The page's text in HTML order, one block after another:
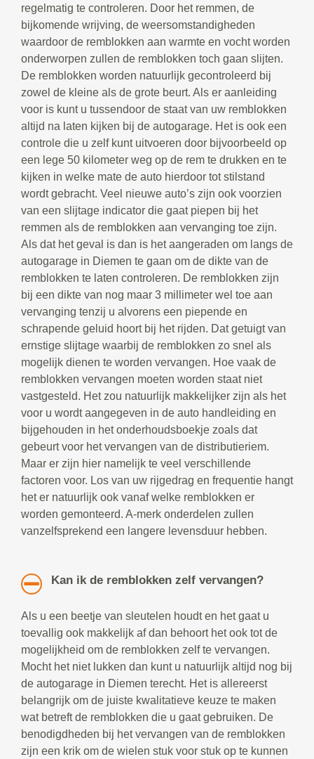
regelmatig te controleren. Door het remmen, de
bijkomende wrijving, de weersomstandigheden
waardoor de remblokken aan warmte en vocht worden
onderworpen zullen de remblokken toch gaan slijten.
De remblokken worden natuurlijk gecontroleerd bij
zowel de kleine als de grote beurt. Als er aanleiding
voor is kunt u tussendoor de staat van uw remblokken
altijd na laten kijken bij de autogarage. Het is ook een
controle die u zelf kunt uitvoeren door bijvoorbeeld op
een lege 50 kilometer weg op de rem te drukken en te
kijken in welke mate de auto hierdoor tot stilstand
wordt gebracht. Veel nieuwe auto’s zijn ook voorzien
van een slijtage indicator die gaat piepen bij het
remmen als de remblokken aan vervanging toe zijn.
Als dat het geval is dan is het aangeraden om langs de
autogarage in Diemen te gaan om de dikte van de
remblokken te laten controleren. De remblokken zijn
bij een dikte van nog maar 3 millimeter wel toe aan
vervanging tenzij u alvorens een piepende en
schrapende geluid hoort bij het rijden. Dat getuigt van
ernstige slijtage waarbij de remblokken zo snel als
mogelijk dienen te worden vervangen. Hoe vaak de
remblokken vervangen moeten worden staat niet
vastgesteld. Het zou natuurlijk makkelijker zijn als het
voor u wordt aangegeven in de auto handleiding en
bijgehouden in het onderhoudsboekje zoals dat
gebeurt voor het vervangen van de distributieriem.
Maar er zijn hier namelijk te veel verschillende
factoren voor. Los van uw rijgedrag en frequentie hangt
het er natuurlijk ook vanaf welke remblokken er
worden gemonteerd. A-merk onderdelen zullen
vanzelfsprekend een langere levensduur hebben.
Kan ik de remblokken zelf vervangen?
Als u een beetje van sleutelen houdt en het gaat u
toevallig ook makkelijk af dan behoort het ook tot de
mogelijkheid om de remblokken zelf te vervangen.
Mocht het niet lukken dan kunt u natuurlijk altijd nog bij
de autogarage in Diemen terecht. Het is allereerst
belangrijk om de juiste kwalitatieve keuze te maken
wat betreft de remblokken die u gaat gebruiken. De
benodigdheden bij het vervangen van de remblokken
zijn een krik om de wielen stuk voor stuk op te kunnen